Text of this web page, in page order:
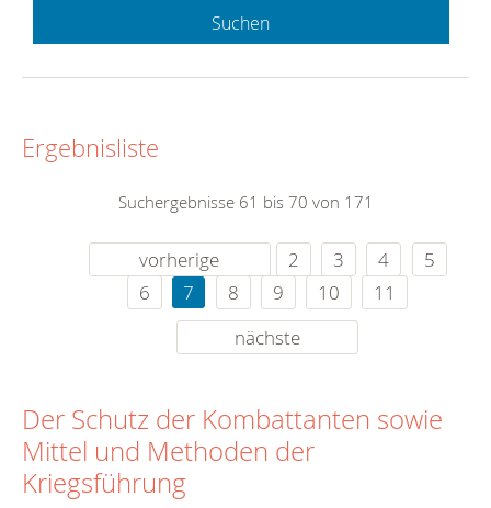
Suchen
Ergebnisliste
Suchergebnisse 61 bis 70 von 171
vorherige 2 3 4
5
6
7 8 9 10
11
nächste
Der Schutz der Kombattanten sowie
Mittel und Methoden der
Kriegsführung